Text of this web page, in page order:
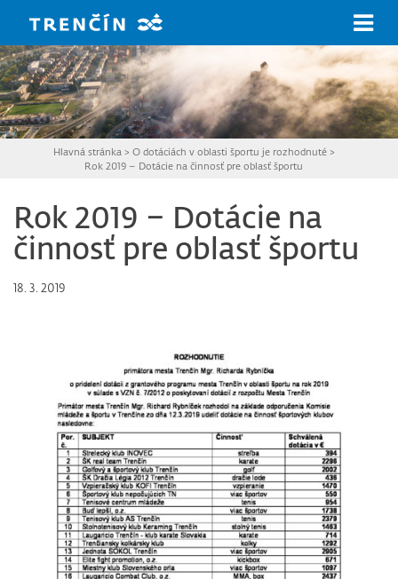
Hlavná stránka > O dotáciách v oblasti športu je rozhodnuté>
Rok 2019 – Dotácie na činnosť pre oblasť športu
Rok 2019 – Dotácie na
činnosť pre oblasť športu
18. 3. 2019